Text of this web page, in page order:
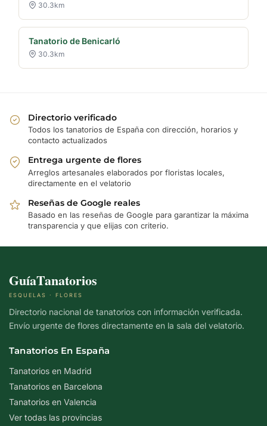
30.3km
Tanatorio de Benicarló
30.3km
Directorio verificado
Todos los tanatorios de España con dirección, horarios y
contacto actualizados
Entrega urgente de flores
Arreglos artesanales elaborados por floristas locales,
directamente en el velatorio
Reseñas de Google reales
Basado en las reseñas de Google para garantizar la máxima
transparencia y que elijas con criterio.
GuíaTanatorios
ESQUELAS · FLORES
Directorio nacional de tanatorios con información verificada.
Envío urgente de flores directamente en la sala del velatorio.
Tanatorios En España
Tanatorios en Madrid
Tanatorios en Barcelona
Tanatorios en Valencia
Ver todas las provincias